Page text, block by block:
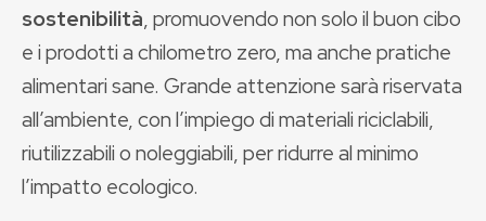
sostenibilità, promuovendo non solo il buon cibo
e i prodotti a chilometro zero, ma anche pratiche
alimentari sane. Grande attenzione sarà riservata
all’ambiente, con l’impiego di materiali riciclabili,
riutilizzabili o noleggiabili, per ridurre al minimo
l’impatto ecologico.